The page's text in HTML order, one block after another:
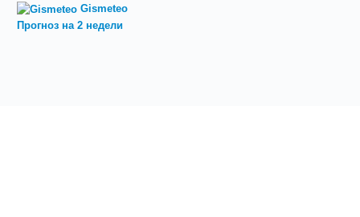
Gismeteo
Прогноз на 2 недели